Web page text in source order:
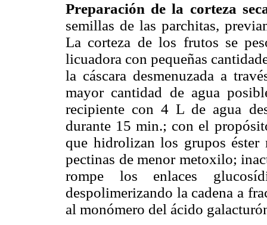
Preparación de la corteza
semillas de las parchitas,
La corteza de los frutos se
licuadora con pequeñas
la cáscara desmenuzada a
mayor cantidad de agua
recipiente con 4 L de agua
durante 15 min.; con el
que hidrolizan los grupos
pectinas de menor metoxilo;
rompe los enlaces
despolimerizando la cadena a
al monómero del ácido